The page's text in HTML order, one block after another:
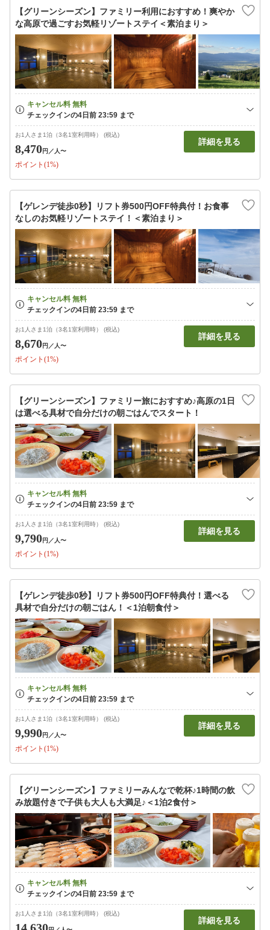
【グリーンシーズン】ファミリー利用におすすめ！爽やか
な高原で過ごすお気軽リゾートステイ＜素泊まり＞
お1人さま1泊（3名1室利用時） (税込)
8,470円 ／人〜
ポイント(1%)
詳細を見る
【ゲレンデ徒歩0秒】リフト券500円OFF特典付！お食事
なしのお気軽リゾートステイ！＜素泊まり＞
お1人さま1泊（3名1室利用時） (税込)
8,670円 ／人〜
ポイント(1%)
詳細を見る
【グリーンシーズン】ファミリー旅におすすめ♪高原の1日
は選べる具材で自分だけの朝ごはんでスタート！
お1人さま1泊（3名1室利用時） (税込)
9,790円 ／人〜
ポイント(1%)
詳細を見る
【ゲレンデ徒歩0秒】リフト券500円OFF特典付！選べる
具材で自分だけの朝ごはん！＜1泊朝食付＞
お1人さま1泊（3名1室利用時） (税込)
9,990円 ／人〜
ポイント(1%)
詳細を見る
【グリーンシーズン】ファミリーみんなで乾杯♪1時間の飲
み放題付きで子供も大人も大満足♪＜1泊2食付＞
お1人さま1泊（3名1室利用時） (税込)
詳細を見る